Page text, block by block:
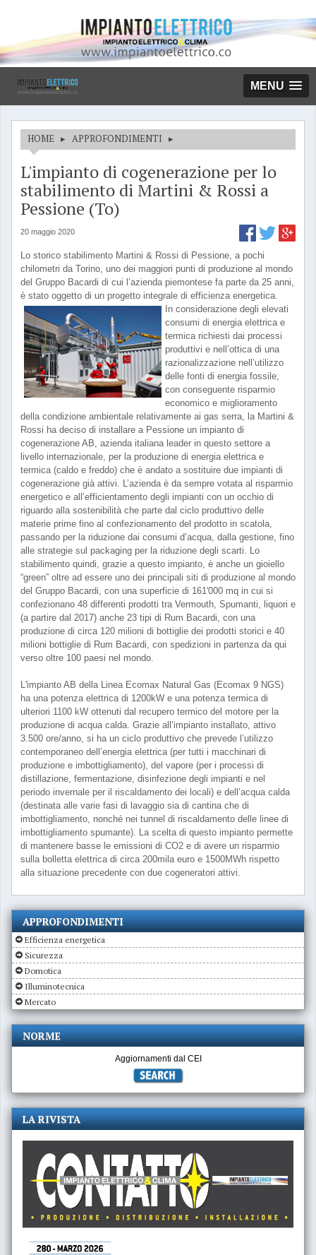
MENU
HOME ▸ APPROFONDIMENTI ▸
L'impianto di cogenerazione per lo
stabilimento di Martini & Rossi a
Pessione (To)
20 maggio 2020
Lo storico stabilimento Martini & Rossi di Pessione, a pochi
chilometri da Torino, uno dei maggiori punti di produzione al mondo
del Gruppo Bacardi di cui l’azienda piemontese fa parte da 25 anni,
è stato oggetto di un progetto integrale di efficienza energetica.
In considerazione degli elevati
consumi di energia elettrica e
termica richiesti dai processi
produttivi e nell’ottica di una
razionalizzazione nell’utilizzo
delle fonti di energia fossile,
con conseguente risparmio
economico e miglioramento
della condizione ambientale relativamente ai gas serra, la Martini &
Rossi ha deciso di installare a Pessione un impianto di
cogenerazione AB, azienda italiana leader in questo settore a
livello internazionale, per la produzione di energia elettrica e
termica (caldo e freddo) che è andato a sostituire due impianti di
cogenerazione già attivi. L’azienda è da sempre votata al risparmio
energetico e all’efficientamento degli impianti con un occhio di
riguardo alla sostenibilità che parte dal ciclo produttivo delle
materie prime fino al confezionamento del prodotto in scatola,
passando per la riduzione dai consumi d’acqua, dalla gestione, fino
alle strategie sul packaging per la riduzione degli scarti. Lo
stabilimento quindi, grazie a questo impianto, è anche un gioiello
“green” oltre ad essere uno dei principali siti di produzione al mondo
del Gruppo Bacardi, con una superficie di 161'000 mq in cui si
confezionano 48 differenti prodotti tra Vermouth, Spumanti, liquori e
(a partire dal 2017) anche 23 tipi di Rum Bacardi, con una
produzione di circa 120 milioni di bottiglie dei prodotti storici e 40
milioni bottiglie di Rum Bacardi, con spedizioni in partenza da qui
verso oltre 100 paesi nel mondo.
L'impianto AB della Linea Ecomax Natural Gas (Ecomax 9 NGS)
ha una potenza elettrica di 1200kW e una potenza termica di
ulteriori 1100 kW ottenuti dal recupero termico del motore per la
produzione di acqua calda. Grazie all’impianto installato, attivo
3.500 ore/anno, si ha un ciclo produttivo che prevede l’utilizzo
contemporaneo dell’energia elettrica (per tutti i macchinari di
produzione e imbottigliamento), del vapore (per i processi di
distillazione, fermentazione, disinfezione degli impianti e nel
periodo invernale per il riscaldamento dei locali) e dell’acqua calda
(destinata alle varie fasi di lavaggio sia di cantina che di
imbottigliamento, nonché nei tunnel di riscaldamento delle linee di
imbottigliamento spumante). La scelta di questo impianto permette
di mantenere basse le emissioni di CO2 e di avere un risparmio
sulla bolletta elettrica di circa 200mila euro e 1500MWh rispetto
alla situazione precedente con due cogeneratori attivi.
APPROFONDIMENTI
Efficienza energetica
Sicurezza
Domotica
Illuminotecnica
Mercato
NORME
Aggiornamenti dal CEI
LA RIVISTA